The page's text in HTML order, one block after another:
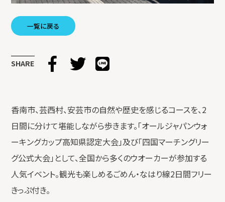
一覧に戻る
SHARE
香南市、芸西村、安芸市の自然や歴史を感じるコースを、2
日間に分けて堪能しながら歩きます。「オールジャパンウォ
ーキングカップ高知県認定大会」及び「四国マーチングリー
グ公式大会」として、全国から多くのウオーカーが参加する
人気イベント。観光も楽しめるごめん・なはり線2日間フリー
きっぷ付き。